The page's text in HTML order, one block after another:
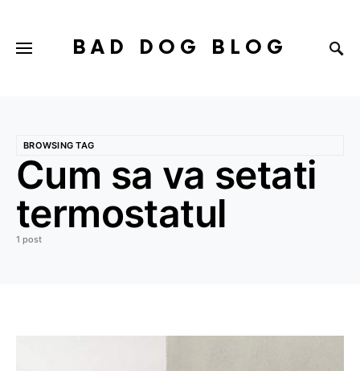
BAD DOG BLOG
BROWSING TAG
Cum sa va setati
termostatul
1 post